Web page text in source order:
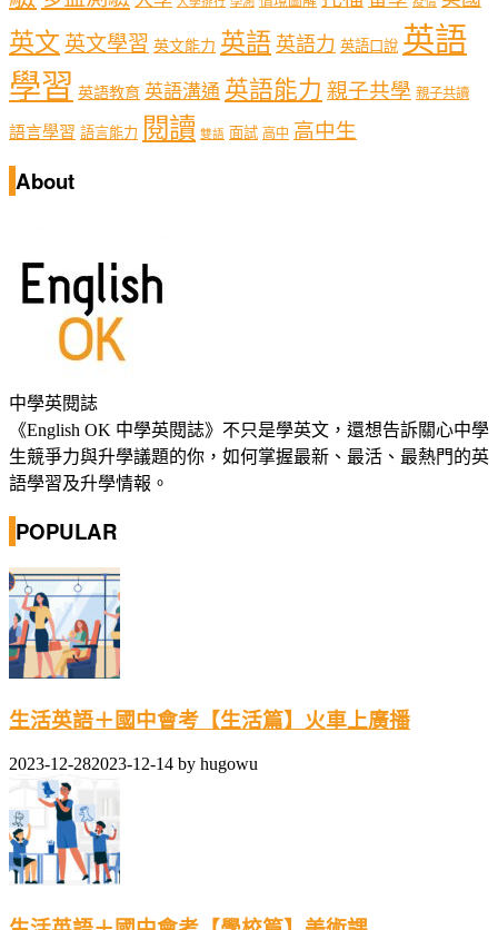
英文 英文學習 英文能力 英語 英語力 英語口說 英語
學習 英語教育 英語溝通 英語能力 親子共學 親子共讀
語言學習 語言能力 閱讀 雙語 面試 高中 高中生
About
中學英閱誌
《English OK 中學英閱誌》不只是學英文，還想告訴關心中學
生競爭力與升學議題的你，如何掌握最新、最活、最熱門的英
語學習及升學情報。
POPULAR
生活英語＋國中會考【生活篇】火車上廣播
2023-12-282023-12-14 by hugowu